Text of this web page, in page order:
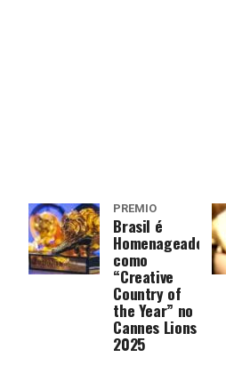
PRÊMIO
Brasil é
Homenageado
como
“Creative
Country of
the Year” no
Cannes Lions
2025